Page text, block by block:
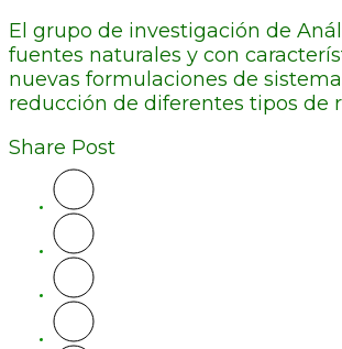
El grupo de investigación de
fuentes naturales y con
nuevas formulaciones de
reducción de diferentes tipos de
Share Post